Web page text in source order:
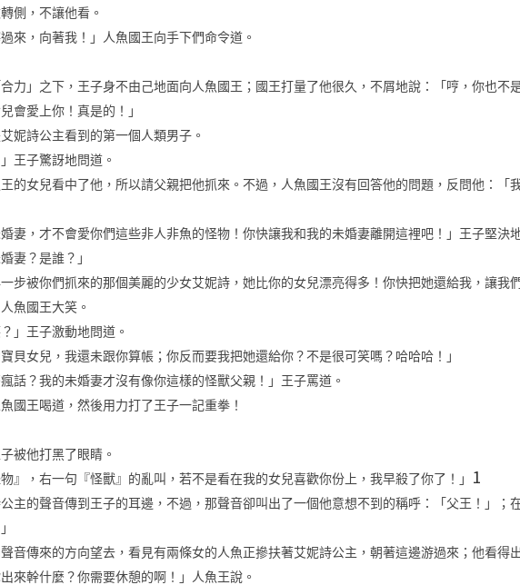
側，不讓他看。
過來，向著我！」人魚國王向手下們命令道。
力」之下，王子身不由己地面向人魚國王；國王打量了他很久，不屑地說：「哼，你也不
會愛上你！真是的！」
妮詩公主看到的第一個人類男子。
王子驚訝地問道。
的女兒看中了他，所以請父親把他抓來。 不過， 人魚國王沒有回答他的問題，反問他：「
婚妻，才不會愛你們這些非人非魚的怪物！你快讓我和我的未婚妻離開這裡吧！」王子堅決
妻？是誰？」
一步被你們抓來的那個美麗的少女艾妮詩，她比你的女兒漂亮得多！你快把她還給我，讓我
魚國王大笑。
」王子激動地問道。
寶貝女兒，我還未跟你算帳；你反而要我把她還給你？不是很可笑嗎？哈哈哈！」
瘋話？我的未婚妻才沒有像你這樣的怪獸父親！」王子罵道。
魚國王喝道，然後用力打了王子一記重拳！
被他打黑了眼睛。
物』，右一句『怪獸』的亂叫，若不是看在我的女兒喜歡你份上，我早殺了你了！」
1
主的聲音傳到王子的耳邊，不過，那聲音卻叫出了一個他意想不到的稱呼：「父王！」；
音傳來的方向望去，看見有兩條女的人魚正摻扶著艾妮詩公主，朝著這邊游過來；他看得
出來幹什麼？你需要休憩的啊！」人魚王說。